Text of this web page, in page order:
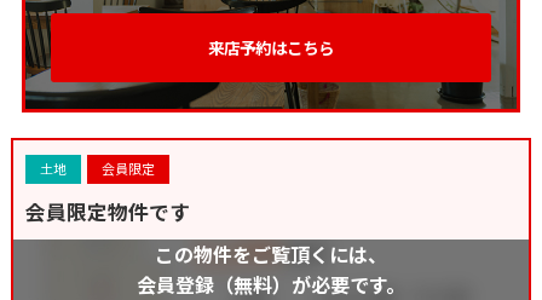
来店予約はこちら
土地 会員限定
会員限定物件です
この物件をご覧頂くには、
会員登録（無料）が必要です。